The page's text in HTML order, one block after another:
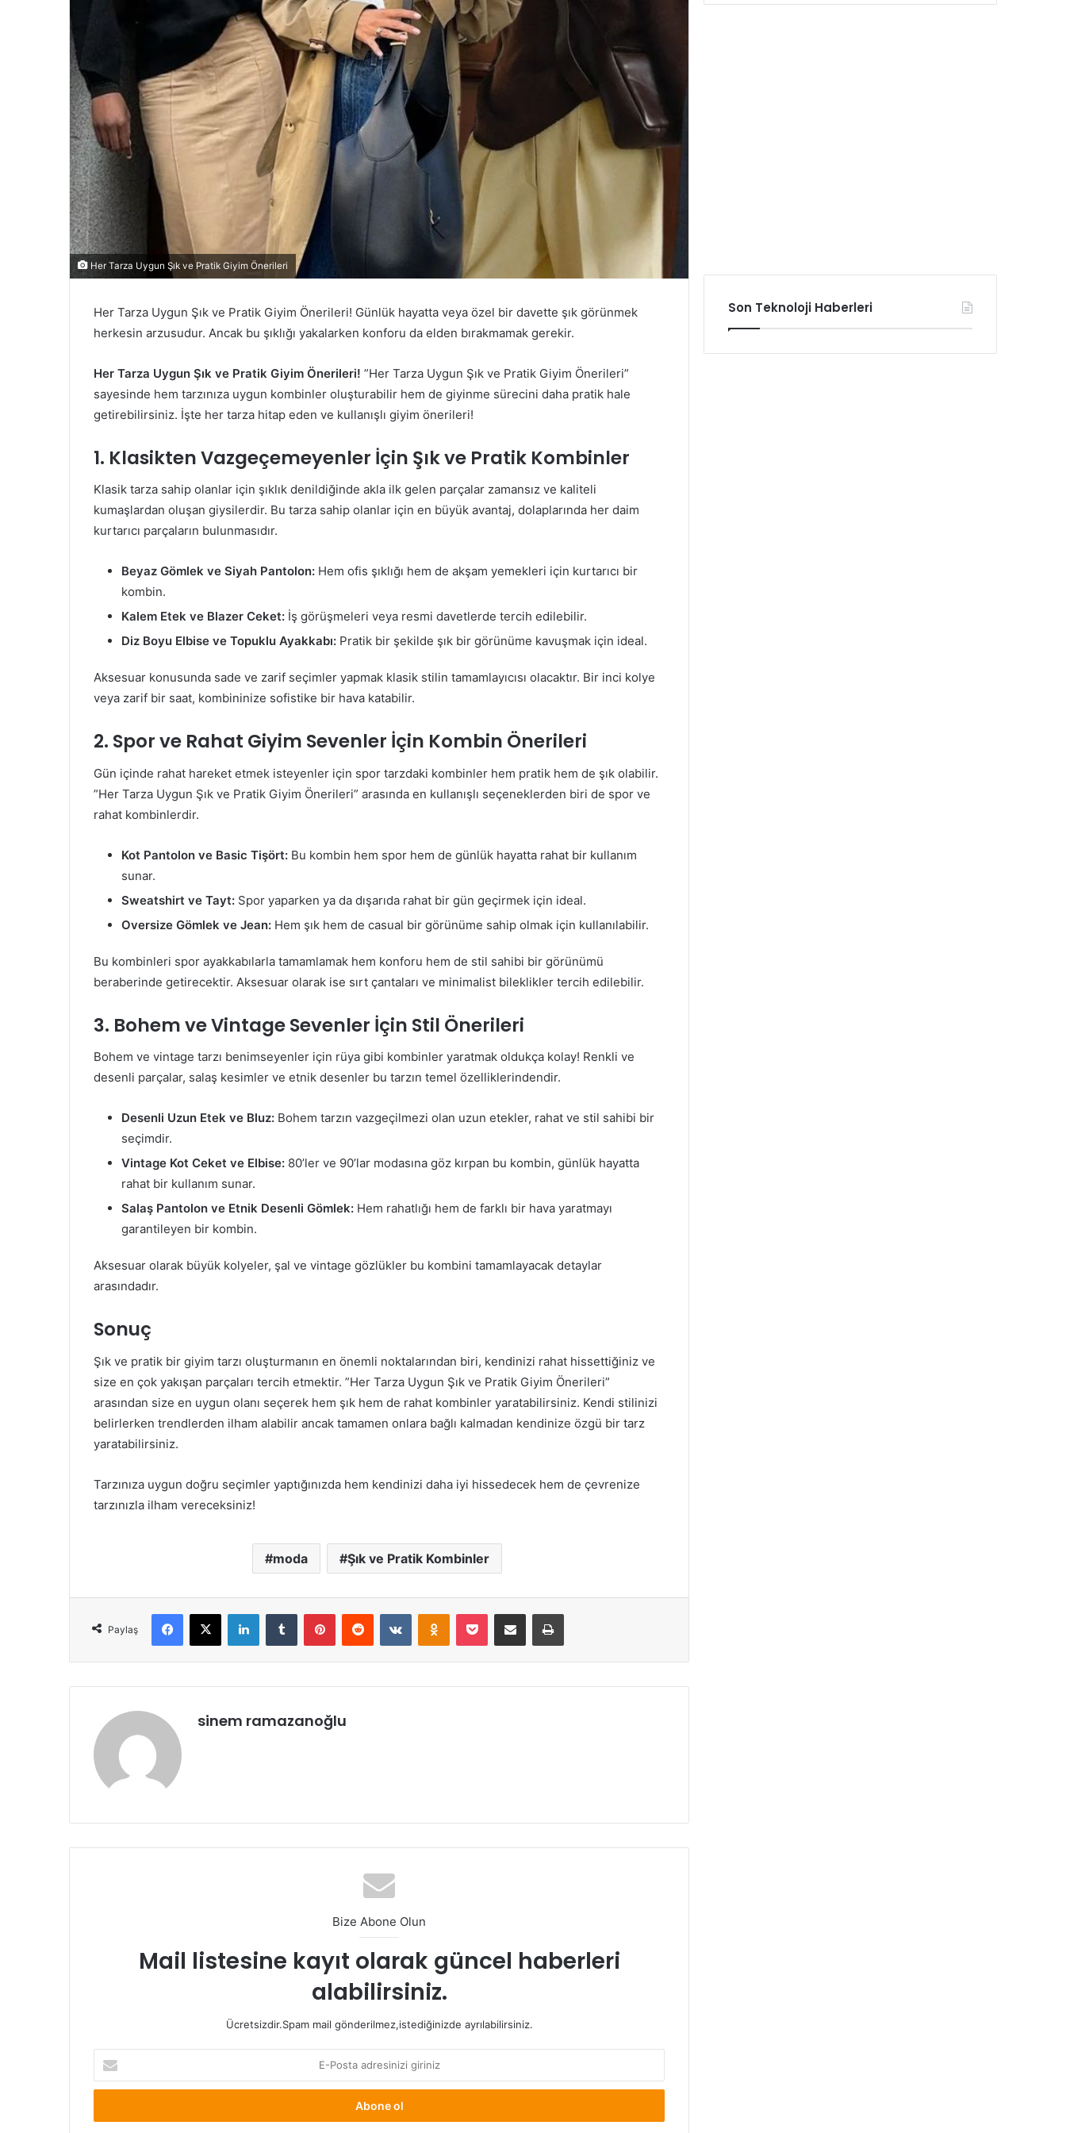
Her Tarza Uygun Şık ve Pratik Giyim Önerileri
Her Tarza Uygun Şık ve Pratik Giyim Önerileri! Günlük hayatta veya özel bir davette şık görünmek
herkesin arzusudur. Ancak bu şıklığı yakalarken konforu da elden bırakmamak gerekir.
Her Tarza Uygun Şık ve Pratik Giyim Önerileri! ”Her Tarza Uygun Şık ve Pratik Giyim Önerileri”
sayesinde hem tarzınıza uygun kombinler oluşturabilir hem de giyinme sürecini daha pratik hale
getirebilirsiniz. İşte her tarza hitap eden ve kullanışlı giyim önerileri!
1. Klasikten Vazgeçemeyenler İçin Şık ve Pratik Kombinler
Klasik tarza sahip olanlar için şıklık denildiğinde akla ilk gelen parçalar zamansız ve kaliteli
kumaşlardan oluşan giysilerdir. Bu tarza sahip olanlar için en büyük avantaj, dolaplarında her daim
kurtarıcı parçaların bulunmasıdır.
Beyaz Gömlek ve Siyah Pantolon: Hem ofis şıklığı hem de akşam yemekleri için kurtarıcı bir
kombin.
Kalem Etek ve Blazer Ceket: İş görüşmeleri veya resmi davetlerde tercih edilebilir.
Diz Boyu Elbise ve Topuklu Ayakkabı: Pratik bir şekilde şık bir görünüme kavuşmak için ideal.
Aksesuar konusunda sade ve zarif seçimler yapmak klasik stilin tamamlayıcısı olacaktır. Bir inci kolye
veya zarif bir saat, kombininize sofistike bir hava katabilir.
2. Spor ve Rahat Giyim Sevenler İçin Kombin Önerileri
Gün içinde rahat hareket etmek isteyenler için spor tarzdaki kombinler hem pratik hem de şık olabilir.
”Her Tarza Uygun Şık ve Pratik Giyim Önerileri” arasında en kullanışlı seçeneklerden biri de spor ve
rahat kombinlerdir.
Kot Pantolon ve Basic Tişört: Bu kombin hem spor hem de günlük hayatta rahat bir kullanım
sunar.
Sweatshirt ve Tayt: Spor yaparken ya da dışarıda rahat bir gün geçirmek için ideal.
Oversize Gömlek ve Jean: Hem şık hem de casual bir görünüme sahip olmak için kullanılabilir.
Bu kombinleri spor ayakkabılarla tamamlamak hem konforu hem de stil sahibi bir görünümü
beraberinde getirecektir. Aksesuar olarak ise sırt çantaları ve minimalist bileklikler tercih edilebilir.
3. Bohem ve Vintage Sevenler İçin Stil Önerileri
Bohem ve vintage tarzı benimseyenler için rüya gibi kombinler yaratmak oldukça kolay! Renkli ve
desenli parçalar, salaş kesimler ve etnik desenler bu tarzın temel özelliklerindendir.
Desenli Uzun Etek ve Bluz: Bohem tarzın vazgeçilmezi olan uzun etekler, rahat ve stil sahibi bir
seçimdir.
Vintage Kot Ceket ve Elbise: 80’ler ve 90’lar modasına göz kırpan bu kombin, günlük hayatta
rahat bir kullanım sunar.
Salaş Pantolon ve Etnik Desenli Gömlek: Hem rahatlığı hem de farklı bir hava yaratmayı
garantileyen bir kombin.
Aksesuar olarak büyük kolyeler, şal ve vintage gözlükler bu kombini tamamlayacak detaylar
arasındadır.
Sonuç
Şık ve pratik bir giyim tarzı oluşturmanın en önemli noktalarından biri, kendinizi rahat hissettiğiniz ve
size en çok yakışan parçaları tercih etmektir. ”Her Tarza Uygun Şık ve Pratik Giyim Önerileri”
arasından size en uygun olanı seçerek hem şık hem de rahat kombinler yaratabilirsiniz. Kendi stilinizi
belirlerken trendlerden ilham alabilir ancak tamamen onlara bağlı kalmadan kendinize özgü bir tarz
yaratabilirsiniz.
Tarzınıza uygun doğru seçimler yaptığınızda hem kendinizi daha iyi hissedecek hem de çevrenize
tarzınızla ilham vereceksiniz!
moda Şık ve Pratik Kombinler
Paylaş
Facebook
X LinkedInTumblr PinterestReddit VKontakteOdnoklassniki
Pocket E-Posta ile paylaş Yazdır
sinem ramazanoğlu
Bize Abone Olun
Mail listesine kayıt olarak güncel haberleri
alabilirsiniz.
Ücretsizdir.Spam mail gönderilmez,istediğinizde ayrılabilirsiniz.
Posta
adresinizi
Son Teknoloji Haberleri